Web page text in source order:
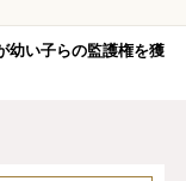
幼い子らの監護権を獲